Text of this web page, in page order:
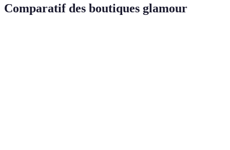
Comparatif des boutiques glamour